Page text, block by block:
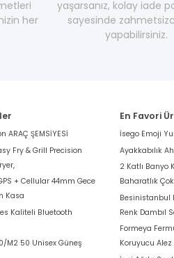
her
yaşarsanız, kolay iade
sayesinde
yapabilirsiniz.
ARAÇ ŞEMSİYESİ
Fry & Grill Precision
+ Cellular 44mm Gece
Kasa
Kaliteli Bluetooth
M2 50 Unisex Güneş
En Favori
İsego Emoji
Ayakkabılık
2 Katlı Banyo
Baharatlık
Besinistanbul
Renk Dambıl
Formeya
Koruyucu Alez